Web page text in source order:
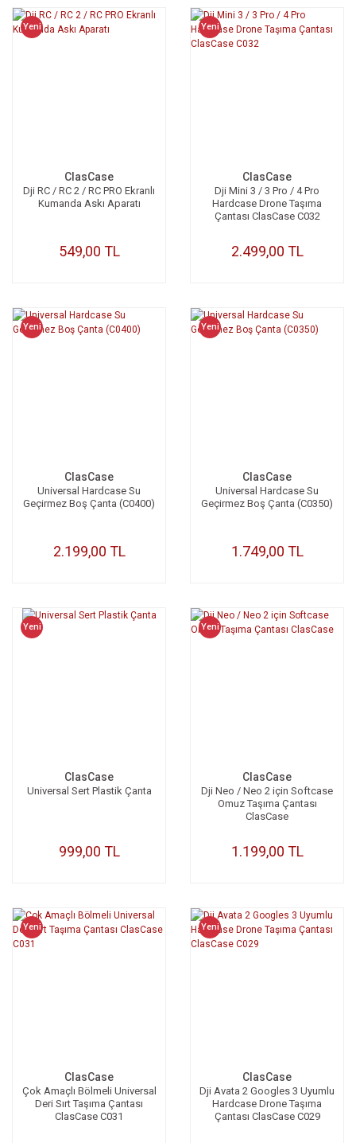
Yeni
ClasCase
Dji RC / RC 2 / RC PRO Ekranlı
Kumanda Askı Aparatı
549,00 TL
Yeni
ClasCase
Dji Mini 3 / 3 Pro / 4 Pro
Hardcase Drone Taşıma
Çantası ClasCase C032
2.499,00 TL
Yeni
ClasCase
Universal Hardcase Su
Geçirmez Boş Çanta (C0400)
2.199,00 TL
Yeni
ClasCase
Universal Hardcase Su
Geçirmez Boş Çanta (C0350)
1.749,00 TL
Yeni
ClasCase
Universal Sert Plastik Çanta
999,00 TL
Yeni
ClasCase
Dji Neo / Neo 2 için Softcase
Omuz Taşıma Çantası
ClasCase
1.199,00 TL
Yeni
ClasCase
Çok Amaçlı Bölmeli Universal
Deri Sırt Taşıma Çantası
ClasCase C031
Yeni
ClasCase
Dji Avata 2 Googles 3 Uyumlu
Hardcase Drone Taşıma
Çantası ClasCase C029